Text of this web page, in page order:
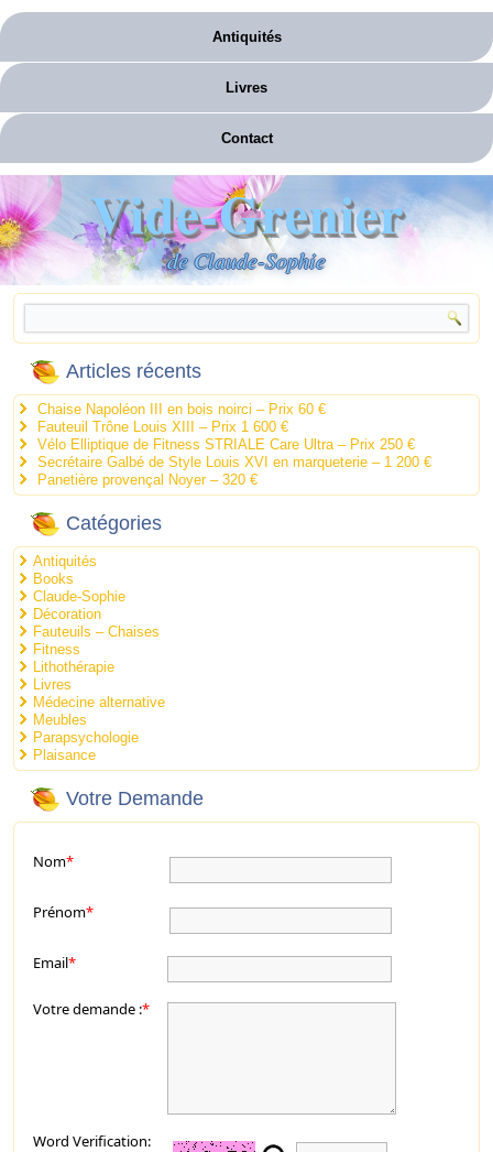
Antiquités
Livres
Contact
Vide-Grenier
de Claude-Sophie
Articles récents
Chaise Napoléon III en bois noirci – Prix 60 €
Fauteuil Trône Louis XIII – Prix 1 600 €
Vélo Elliptique de Fitness STRIALE Care Ultra – Prix 250 €
Secrétaire Galbé de Style Louis XVI en marqueterie – 1 200 €
Panetière provençal Noyer – 320 €
Catégories
Antiquités
Books
Claude-Sophie
Décoration
Fauteuils – Chaises
Fitness
Lithothérapie
Livres
Médecine alternative
Meubles
Parapsychologie
Plaisance
Votre Demande
Nom*
Prénom*
Email*
Votre demande :*
Word Verification: